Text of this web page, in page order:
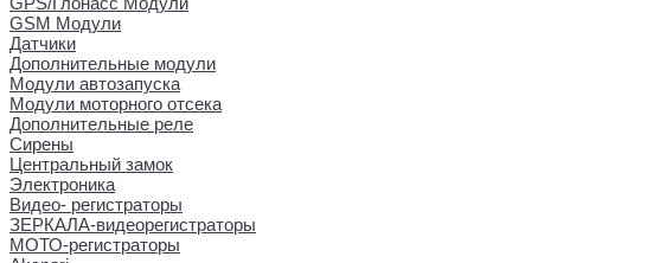
GSM Модули
Датчики
Дополнительные модули
Модули автозапуска
Модули моторного отсека
Дополнительные реле
Сирены
Центральный замок
Электроника
Видео- регистраторы
ЗЕРКАЛА-видеорегистраторы
МОТО-регистраторы